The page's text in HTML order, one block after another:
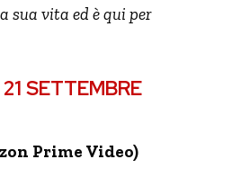
sua vita ed è qui per
SETTEMBRE
Prime Video)